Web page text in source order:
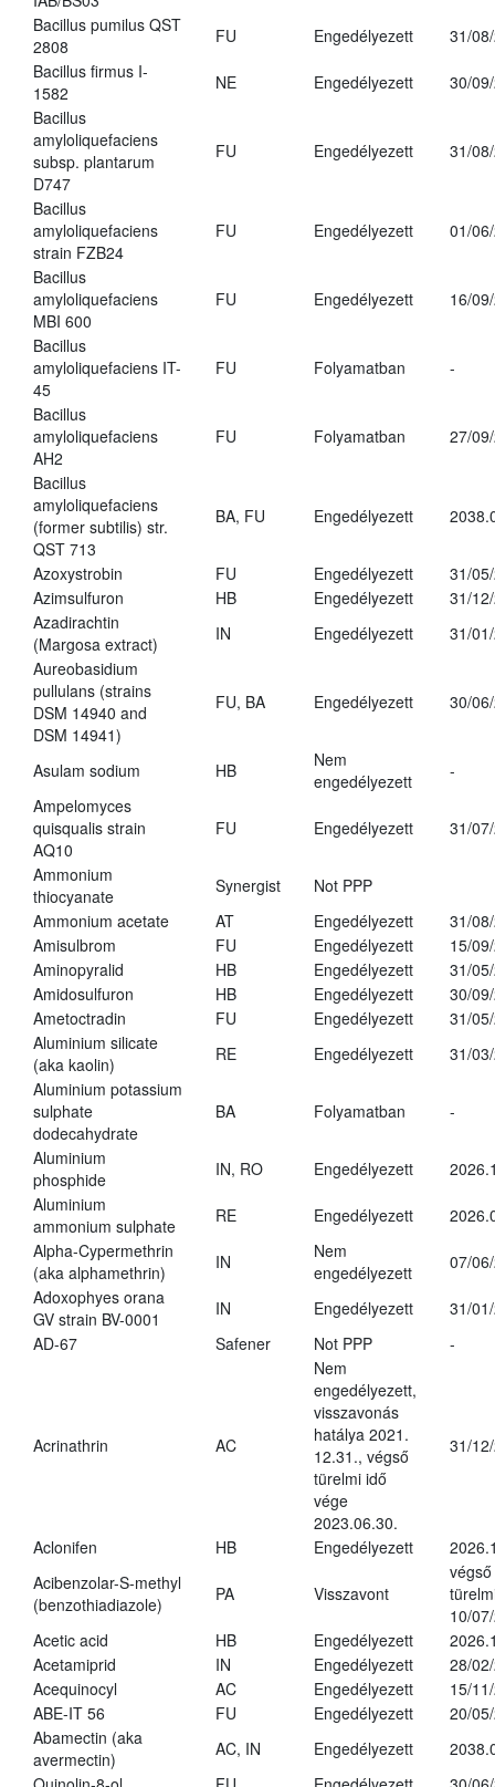
Bacillus pumilus QST
2808
FU Engedélyezett
31/
Bacillus firmus I-
1582
NE Engedélyezett
30/
Bacillus
amyloliquefaciens
subsp. plantarum
D747
FU Engedélyezett 31/
Bacillus
amyloliquefaciens
strain FZB24
FU Engedélyezett 01/
Bacillus
amyloliquefaciens
MBI 600
FU Engedélyezett 16/
Bacillus
amyloliquefaciens IT-
45
FU Folyamatban -
Bacillus
amyloliquefaciens
AH2
FU Folyamatban 27/
Bacillus
amyloliquefaciens
(former subtilis) str.
QST 713
BA, FU Engedélyezett
Azoxystrobin FU Engedélyezett
31/
Azimsulfuron
HB Engedélyezett
31/
Azadirachtin
(Margosa extract)
IN Engedélyezett
31/
Aureobasidium
pullulans (strains
DSM 14940 and
DSM 14941)
FU, BA Engedélyezett 30/
Asulam sodium HB
Nem
engedélyezett
-
Ampelomyces
quisqualis strain
AQ10
FU Engedélyezett 31/
Ammonium
thiocyanate
Synergist
Not PPP
Ammonium acetate
AT Engedélyezett
31/
Amisulbrom
FU Engedélyezett
15/
Aminopyralid
HB Engedélyezett
31/
Amidosulfuron
HB Engedélyezett
30/
Ametoctradin
FU Engedélyezett
31/
Aluminium silicate
(aka kaolin)
RE Engedélyezett
31/
Aluminium potassium
sulphate
dodecahydrate
BA Folyamatban -
Aluminium
phosphide
IN, RO Engedélyezett
Aluminium
ammonium sulphate
RE Engedélyezett
Alpha-Cypermethrin
(aka alphamethrin)
IN
Nem
engedélyezett
07/
Adoxophyes orana
GV strain BV-0001
IN Engedélyezett
31/
AD-67
Safener Not PPP -
Acrinathrin AC
Nem
engedélyezett,
visszavonás
hatálya 2021.
12.31., végső
türelmi idő
vége
2023.06.30.
31/
Aclonifen HB Engedélyezett
Acibenzolar-S-methyl
(benzothiadiazole)
PA Visszavont
végső
10/
Acetic acid
HB Engedélyezett
Acetamiprid
IN Engedélyezett
28/
Acequinocyl
AC Engedélyezett
15/
ABE-IT 56
FU Engedélyezett
20/
Abamectin (aka
avermectin)
AC, IN Engedélyezett